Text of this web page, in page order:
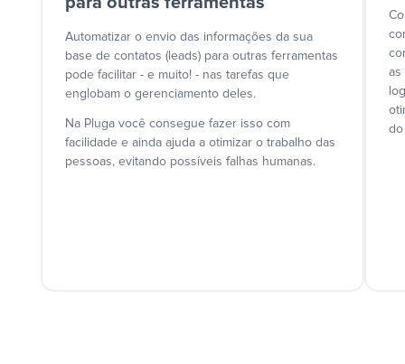
Automatizar o envio das informações da sua
base de contatos (leads) para outras ferramentas
pode facilitar - e muito! - nas tarefas que
englobam o gerenciamento deles.
Na Pluga você consegue fazer isso com
facilidade e ainda ajuda a otimizar o trabalho das
pessoas, evitando possíveis falhas humanas.
as
do